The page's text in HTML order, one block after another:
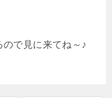
ので見に来てね～♪